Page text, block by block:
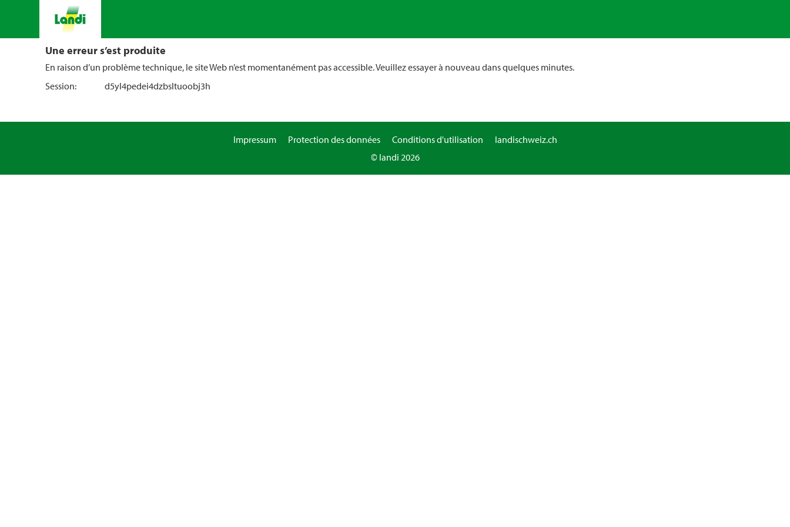
Une erreur s’est produite
En raison d’un problème technique, le site Web n’est momentanément pas accessible. Veuillez essayer à nouveau dans quelques minutes.
Session:
d5yl4pedei4dzbsltuoobj3h
Impressum Protection des données Conditions d'utilisation
landischweiz.ch
© landi 2026